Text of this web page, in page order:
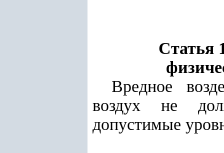
Статья
Вредное
воздух не
допустимые